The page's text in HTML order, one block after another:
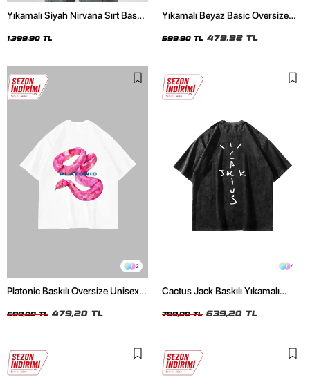
Yıkamalı Siyah Nirvana Sırt Baskılı
1.399,90 TL
Yıkamalı Beyaz Basic Oversize
599,90 TL 479,92 TL
2
Platonic Baskılı Oversize Unisex
599,00 TL 479,20 TL
4
Cactus Jack Baskılı Yıkamalı
799,00 TL 639,20 TL